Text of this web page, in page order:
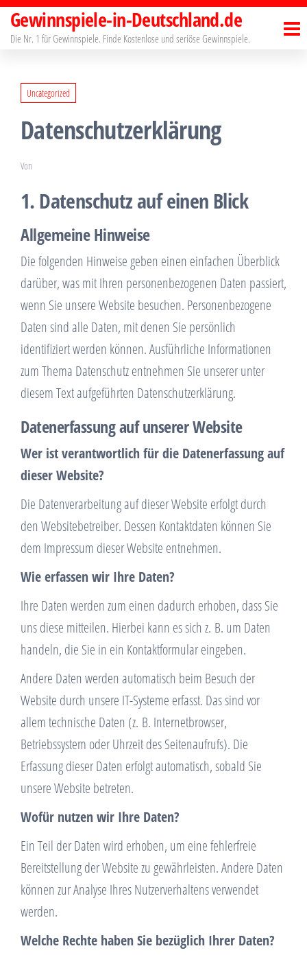
Zum
InhaltGewinnspiele-in-Deutschland.de
Die Nr. 1 für Gewinnspiele. Finde Kostenlose und seriöse Gewinnspiele.
Uncategorized
Datenschutzerklärung
Von
1. Datenschutz auf einen Blick
Allgemeine Hinweise
Die folgenden Hinweise geben einen einfachen Überblick
darüber, was mit Ihren personenbezogenen Daten passiert,
wenn Sie unsere Website besuchen. Personenbezogene
Daten sind alle Daten, mit denen Sie persönlich
identifiziert werden können. Ausführliche Informationen
zum Thema Datenschutz entnehmen Sie unserer unter
diesem Text aufgeführten Datenschutzerklärung.
Datenerfassung auf unserer Website
Wer ist verantwortlich für die Datenerfassung auf
dieser Website?
Die Datenverarbeitung auf dieser Website erfolgt durch
den Websitebetreiber. Dessen Kontaktdaten können Sie
dem Impressum dieser Website entnehmen.
Wie erfassen wir Ihre Daten?
Ihre Daten werden zum einen dadurch erhoben, dass Sie
uns diese mitteilen. Hierbei kann es sich z. B. um Daten
handeln, die Sie in ein Kontaktformular eingeben.
Andere Daten werden automatisch beim Besuch der
Website durch unsere IT-Systeme erfasst. Das sind vor
allem technische Daten (z. B. Internetbrowser,
Betriebssystem oder Uhrzeit des Seitenaufrufs). Die
Erfassung dieser Daten erfolgt automatisch, sobald Sie
unsere Website betreten.
Wofür nutzen wir Ihre Daten?
Ein Teil der Daten wird erhoben, um eine fehlerfreie
Bereitstellung der Website zu gewährleisten. Andere Daten
können zur Analyse Ihres Nutzerverhaltens verwendet
werden.
Welche Rechte haben Sie bezüglich Ihrer Daten?